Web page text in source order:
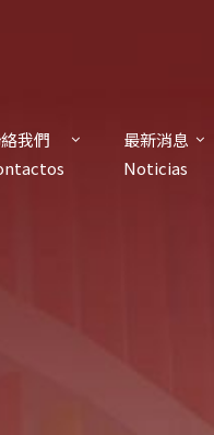
我們
最新消息
Noticias